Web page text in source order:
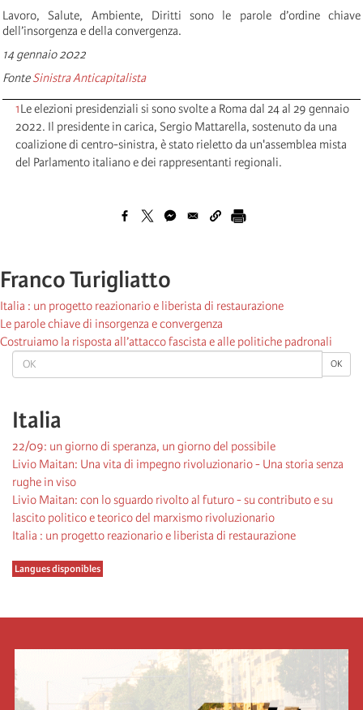
OK OK
Italia
22/09: un giorno di speranza, un giorno del possibile
Livio Maitan: Una vita di impegno rivoluzionario - Una storia senza
rughe in viso
Livio Maitan: con lo sguardo rivolto al futuro - su contributo e su
lascito politico e teorico del marxismo rivoluzionario
Italia : un progetto reazionario e liberista di restaurazione
Langues disponibles
Lavoro, Salute, Ambiente, Diritti sono le parole d’ordine chiave
dell’insorgenza e della convergenza.
14 gennaio 2022
FonteSinistra Anticapitalista
1Le elezioni presidenziali si sono svolte a Roma dal 24 al 29 gennaio
2022. Il presidente in carica, Sergio Mattarella, sostenuto da una
coalizione di centro-sinistra, è stato rieletto da un'assemblea mista
del Parlamento italiano e dei rappresentanti regionali.
Franco Turigliatto
Italia : un progetto reazionario e liberista di restaurazione
Le parole chiave di insorgenza e convergenza
Costruiamo la risposta all’attacco fascista e alle politiche padronali